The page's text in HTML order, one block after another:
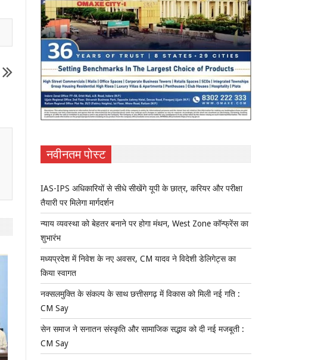
नवीनतम पोस्ट
IAS-IPS अधिकारियों से सीधे सीखेंगे यूपी के छात्र, करियर और परीक्षा
तैयारी पर मिलेगा मार्गदर्शन
न्याय व्यवस्था को बेहतर बनाने पर होगा मंथन, West Zone कॉन्फ्रेंस का
शुभारंभ
मध्यप्रदेश में निवेश के नए अवसर, CM यादव ने विदेशी डेलिगेट्स का
किया स्वागत
नक्सलमुक्ति के संकल्प के साथ छत्तीसगढ़ में विकास को मिली नई गति :
CM Say
सेन समाज ने सनातन संस्कृति और सामाजिक सद्भाव को दी नई मजबूती :
CM Say